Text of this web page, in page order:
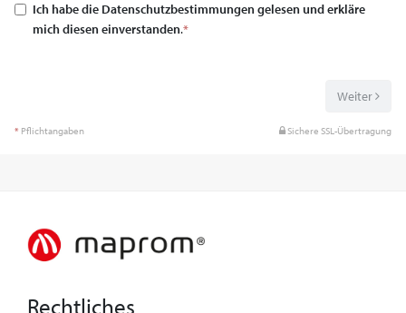
Ich habe die Datenschutzbestimmungen gelesen und erkläre
mich diesen einverstanden.*
Weiter
* Pflichtangaben Sichere SSL-Übertragung
Rechtliches